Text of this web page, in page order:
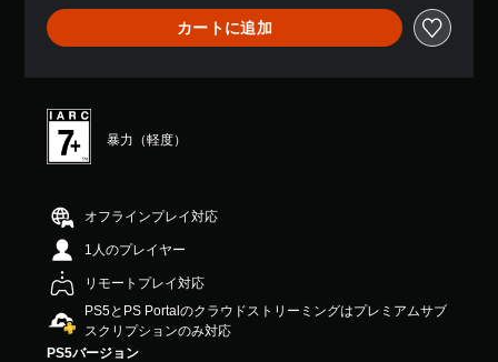
3
2
、
評
価
階
の
.
7
で
カートに追加
暴力（軽度）
オフラインプレイ対応
1人のプレイヤー
リモートプレイ対応
PS5とPS Portalのクラウドストリーミングはプレミアムサブ
スクリプションのみ対応
PS5バージョン